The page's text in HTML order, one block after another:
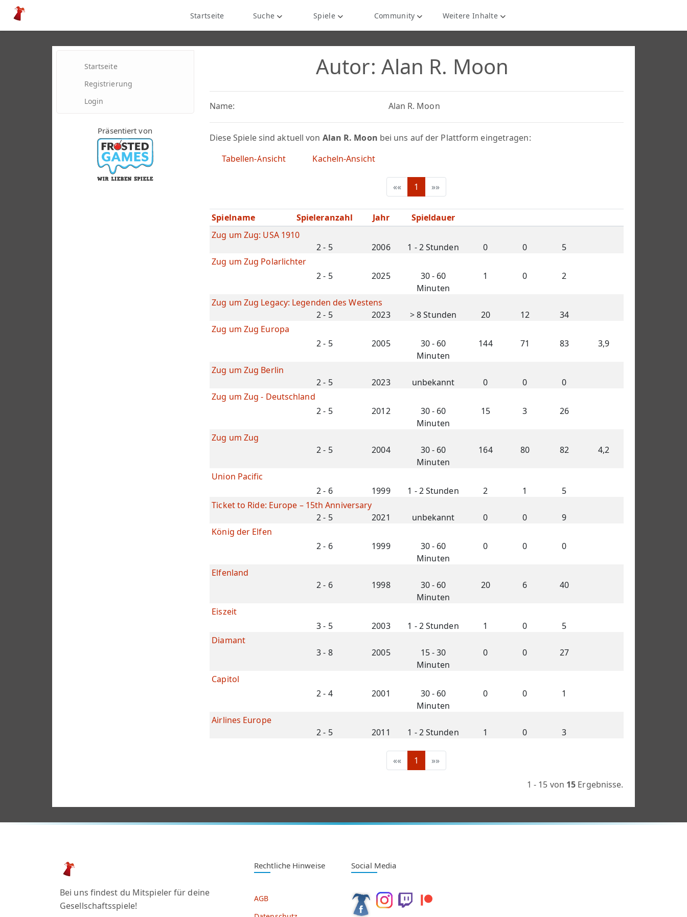
Startseite Suche Spiele Community Weitere Inhalte
Startseite
Registrierung
Login
Präsentiert von
Autor: Alan R. Moon
Name: Alan R. Moon
Diese Spiele sind aktuell von Alan R. Moon bei uns auf der Plattform eingetragen:
Tabellen-Ansicht
Kacheln-Ansicht
«« 1 »»
Spielname Spieleranzahl Jahr
Spieldauer
Zug um Zug: USA 1910
2 - 5
2006 1 - 2 Stunden 0 0
5
Zug um Zug Polarlichter
2 - 5
2025
30 - 60
Minuten
1 0 2
Zug um Zug Legacy: Legenden des Westens
2 - 5
2023 > 8 Stunden 20 12
34
Zug um Zug Europa
2 - 5
2005
30 - 60
Minuten
144 71 83 3,9
Zug um Zug Berlin
2 - 5
2023 unbekannt 0 0
0
Zug um Zug - Deutschland
2 - 5
2012
30 - 60
Minuten
15 3 26
Zug um Zug
2 - 5
2004
30 - 60
Minuten
164 80 82 4,2
Union Pacific
2 - 6
1999 1 - 2 Stunden 2 1
5
Ticket to Ride: Europe – 15th Anniversary
2 - 5
2021 unbekannt 0 0
9
König der Elfen
2 - 6
1999
30 - 60
Minuten
0 0 0
Elfenland
2 - 6
1998
30 - 60
Minuten
20 6 40
Eiszeit
3 - 5
2003 1 - 2 Stunden 1 0
5
Diamant
3 - 8
2005
15 - 30
Minuten
0 0 27
Capitol
2 - 4
2001
30 - 60
Minuten
0 0 1
Airlines Europe
2 - 5
2011 1 - 2 Stunden 1 0 3
«« 1 »»
1 - 15 von 15 Ergebnisse.
Bei uns findest du Mitspieler für deine
Gesellschaftsspiele!
Rechtliche Hinweise
AGB
Social Media